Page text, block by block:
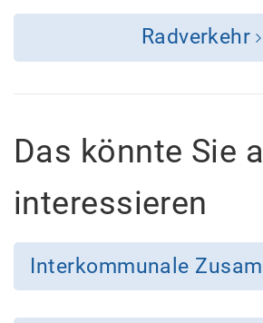
Radverkehr
Das könnte Sie
interessieren
Interkommunale